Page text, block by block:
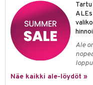
Ale
Näe kaikki ale-löydöt »
Ninjago
Speed Champions
Spidey
Super Heroes
Barn
Love
Prinsessat
lelut